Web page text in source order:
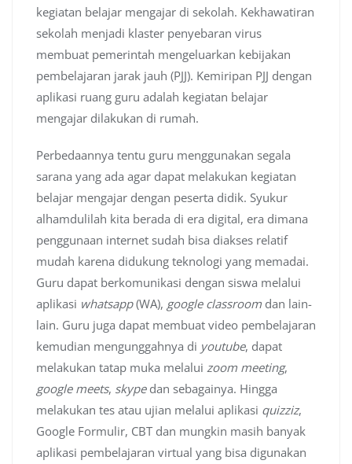
kegiatan belajar mengajar di sekolah. Kekhawatiran
sekolah menjadi klaster penyebaran virus
membuat pemerintah mengeluarkan kebijakan
pembelajaran jarak jauh (PJJ). Kemiripan PJJ dengan
aplikasi ruang guru adalah kegiatan belajar
mengajar dilakukan di rumah.
Perbedaannya tentu guru menggunakan segala
sarana yang ada agar dapat melakukan kegiatan
belajar mengajar dengan peserta didik. Syukur
alhamdulilah kita berada di era digital, era dimana
penggunaan internet sudah bisa diakses relatif
mudah karena didukung teknologi yang memadai.
Guru dapat berkomunikasi dengan siswa melalui
aplikasi whatsapp(WA), google classroom dan lain-
lain. Guru juga dapat membuat video pembelajaran
kemudian mengunggahnya di youtube, dapat
melakukan tatap muka melalui zoom meeting,
google meets, skypedan sebagainya. Hingga
melakukan tes atau ujian melalui aplikasi quizziz,
Google Formulir, CBT dan mungkin masih banyak
aplikasi pembelajaran virtual yang bisa digunakan